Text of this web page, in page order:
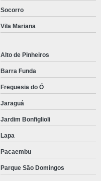
Socorro
Vila Mariana
Alto de Pinheiros
Barra Funda
Freguesia do Ó
Jaraguá
Jardim Bonfiglioli
Lapa
Pacaembu
Parque São Domingos